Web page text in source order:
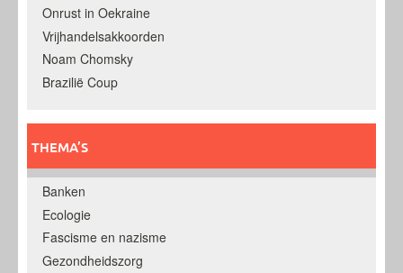
Onrust in Oekraine
Vrijhandelsakkoorden
Noam Chomsky
Brazilië Coup
THEMA’S
Banken
Ecologie
Fascisme en nazisme
Gezondheidszorg